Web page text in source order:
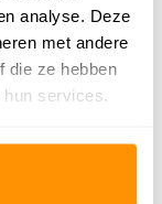
analyse. Deze
met andere
die ze hebben
services.